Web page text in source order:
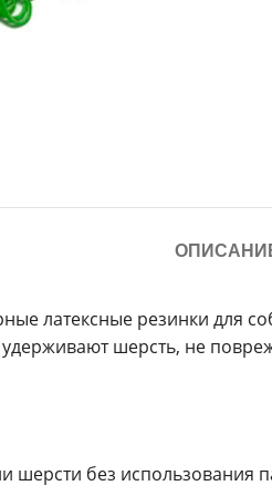
латексные резинки для
шерсть, не
шерсти без использования